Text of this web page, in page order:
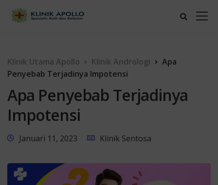
Klinik Utama Apollo Klinik Andrologi
Apa
Penyebab Terjadinya Impotensi
Apa Penyebab Terjadinya
Impotensi
Januari 11, 2023 Klinik Sentosa